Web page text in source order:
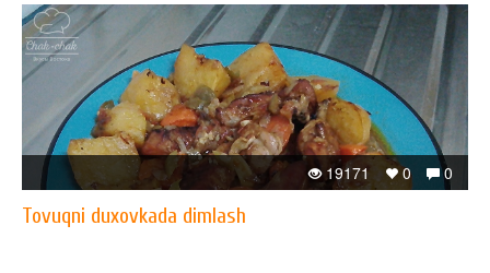
0
0
19171
Tovuqni duxovkada dimlash